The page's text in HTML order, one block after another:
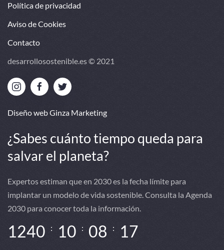
Política de privacidad
Aviso de Cookies
Contacto
desarrollosostenible.es © 2021
Diseño web Ginza Marketing
¿Sabes cuánto tiempo queda para
salvar el planeta?
Expertos estiman que en 2030 es la fecha límite para
implantar un modelo de vida sostenible. Consulta la Agenda
2030 para conocer toda la información.
1240 : 10 : 08 : 16